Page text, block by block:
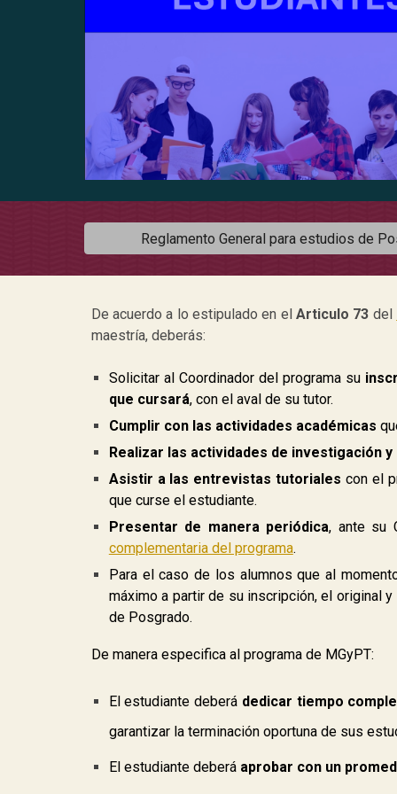
Reglamento General para estudios de
De acuerdo a lo estipulado en elArticulo 73 del
maestría, deberás:
Solicitar al Coordinador del programa su
que cursará, con el aval de su tutor.
Cumplir con las actividades académicas
Realizar las actividades de investigación
Asistir a las entrevistas tutoriales con el
que curse el estudiante.
Presentar de manera periódica, ante su
complementaria del programa.
Para el caso de los alumnos que al
máximo a partir de su inscripción, el original
de Posgrado.
De manera especifica al programa de MGyPT:
El estudiante deberá dedicar tiempo
garantizar la terminación oportuna de sus
El estudiante deberá aprobar con un